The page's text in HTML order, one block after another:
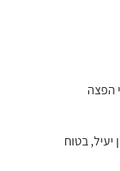
הפצה
בטוח